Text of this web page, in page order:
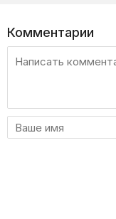
Комментарии